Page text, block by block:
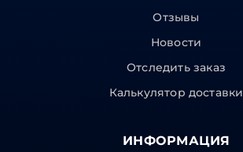
Отзывы
Новости
Отследить заказ
Калькулятор доставки
ИНФОРМАЦИЯ